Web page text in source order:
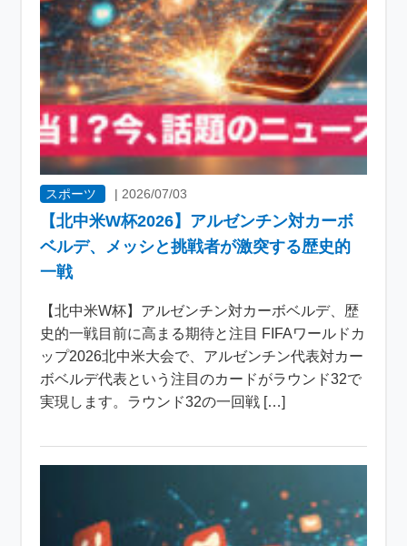
スポーツ | 2026/07/03
【北中米W杯2026】アルゼンチン対カーボ
ベルデ、メッシと挑戦者が激突する歴史的
一戦
【北中米W杯】アルゼンチン対カーボベルデ、歴
史的一戦目前に高まる期待と注目 FIFAワールドカ
ップ2026北中米大会で、アルゼンチン代表対カー
ボベルデ代表という注目のカードがラウンド32で
実現します。ラウンド32の一回戦 […]